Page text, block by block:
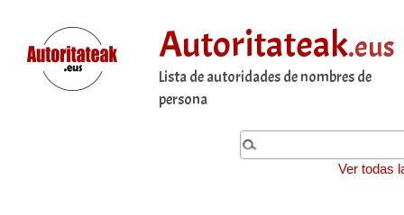
Autoritateak.eus
Lista de autoridades de nombres de
persona
Ver todas